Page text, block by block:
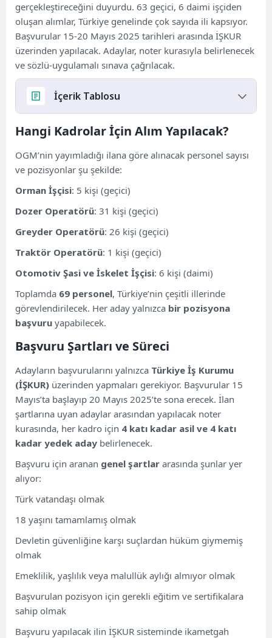
gerçekleştireceğini duyurdu. 63 geçici, 6 daimi işçiden
oluşan alımlar, Türkiye genelinde çok sayıda ili kapsıyor.
Başvurular 15-20 Mayıs 2025 tarihleri arasında İŞKUR
üzerinden yapılacak. Adaylar, noter kurasıyla belirlenecek
ve sözlü-uygulamalı sınava çağrılacak.
İçerik Tablosu
Hangi Kadrolar İçin Alım Yapılacak?
Pozisyonlara Göre Özel Şartlar
Orman İşçisi (Geçici)
Dozer ve Greyder Operatörü (Geçici)
Otomotiv Şasi ve İskelet İşçisi (Daimi)
Hangi İllerde Alım Yapılacak?
Noter Kurası ve Sınav
Hangi Kadrolar İçin Alım Yapılacak?
OGM’nin yayımladığı ilana göre alınacak personel sayısı
ve pozisyonlar şu şekilde:
Orman İşçisi: 5 kişi (geçici)
Dozer Operatörü: 31 kişi (geçici)
Greyder Operatörü: 26 kişi (geçici)
Traktör Operatörü: 1 kişi (geçici)
Otomotiv Şasi ve İskelet İşçisi: 6 kişi (daimi)
Toplamda 69 personel, Türkiye’nin çeşitli illerinde
görevlendirilecek. Her aday yalnızca bir pozisyona
başvuru yapabilecek.
Başvuru Şartları ve Süreci
Adayların başvurularını yalnızca Türkiye İş Kurumu
(İŞKUR) üzerinden yapmaları gerekiyor. Başvurular 15
Mayıs’ta başlayıp 20 Mayıs 2025’te sona erecek. İlan
şartlarına uyan adaylar arasından yapılacak noter
kurasında, her kadro için 4 katı kadar asil ve 4 katı
kadar yedek aday belirlenecek.
Başvuru için aranan genel şartlar arasında şunlar yer
alıyor:
Türk vatandaşı olmak
18 yaşını tamamlamış olmak
Devletin güvenliğine karşı suçlardan hüküm giymemiş
olmak
Emeklilik, yaşlılık veya malullük aylığı almıyor olmak
Başvurulan pozisyon için gerekli eğitim ve sertifikalara
sahip olmak
Başvuru yapılacak ilin İŞKUR sisteminde ikametgah